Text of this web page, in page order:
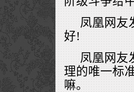
凤凰网友
好!
凤凰网友
理的唯一标
嘛。